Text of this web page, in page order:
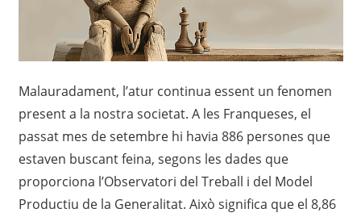
Malauradament, l’atur continua essent un fenomen
present a la nostra societat. A les Franqueses, el
passat mes de setembre hi havia 886 persones que
estaven buscant feina, segons les dades que
proporciona l’Observatori del Treball i del Model
Productiu de la Generalitat. Això significa que el 8,86